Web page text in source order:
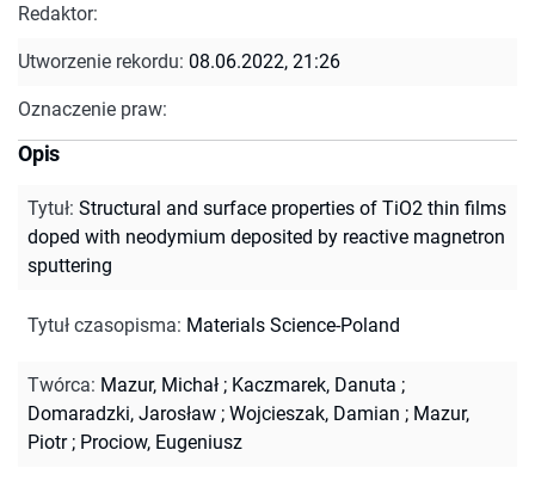
Redaktor:
Utworzenie rekordu: 08.06.2022, 21:26
Oznaczenie praw:
Opis
Tytuł: Structural and surface properties of TiO2 thin films
doped with neodymium deposited by reactive magnetron
sputtering
Tytuł czasopisma: Materials Science-Poland
Twórca: Mazur, Michał ; Kaczmarek, Danuta ;
Domaradzki, Jarosław ; Wojcieszak, Damian ; Mazur,
Piotr; Prociow, Eugeniusz